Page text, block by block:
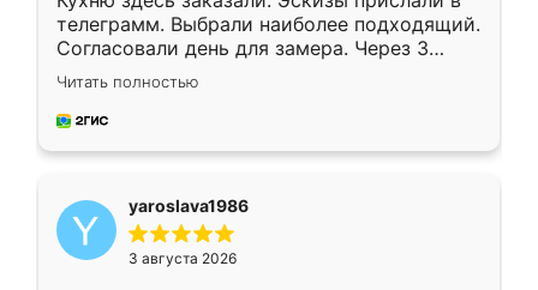
телеграмм. Выбрали наиболее подходящий.
Согласовали день для замера. Через 3
недели кухня была уже готова. Остались
довольны работой. Спасибо Ренессанс
мебель за качественную работу!
Читать полностью
yaroslava1986
3 августа 2026